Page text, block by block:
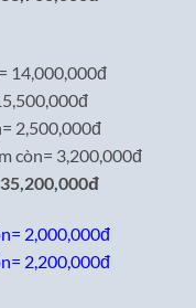
14,000,000đ
2,500,000đ
còn= 3,200,000đ
2,000,000đ
2,200,000đ